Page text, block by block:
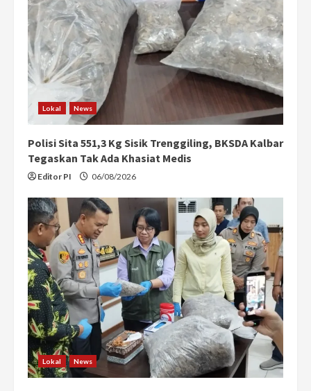
e
a
d
i
n
g
Lokal News
Polisi Sita 551,3 Kg Sisik Trenggiling, BKSDA Kalbar
Tegaskan Tak Ada Khasiat Medis
Editor PI 06/08/2026
Lokal News